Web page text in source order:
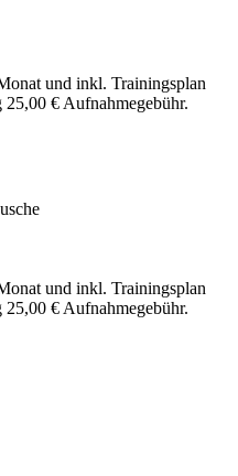
und inkl. Trainingsplan
€ Aufnahmegebühr.
und inkl. Trainingsplan
€ Aufnahmegebühr.